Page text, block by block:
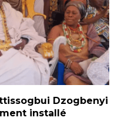
Dzogbenyi
installé